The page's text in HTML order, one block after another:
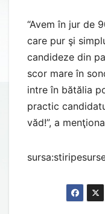
“Avem în jur de
care pur şi
candideze din
scor mare în
intre în bătălia
practic
văd!”, a